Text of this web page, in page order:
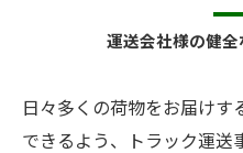
運送会社様の健
日々多くの荷物をお届けす
できるよう、トラック運送